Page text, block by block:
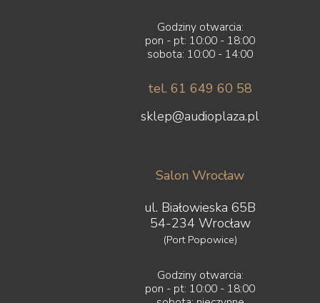
Godziny otwarcia:
pon - pt: 10:00 - 18:00
sobota: 10:00 - 14:00
tel. 61 649 60 58
sklep@audioplaza.pl
Salon Wrocław
ul. Białowieska 65B
54-234 Wrocław
(Port Popowice)
Godziny otwarcia:
pon - pt: 10:00 - 18:00